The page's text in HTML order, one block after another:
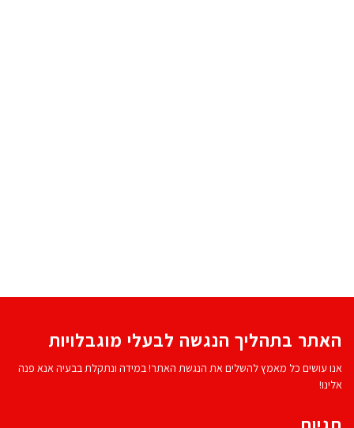
האתר בתהליך הנגשה לבעלי מוגבלויות
אנו עושים כל מאמץ להשלים את הנגשת האתר! במידה ונתקלת בבעיה אנא פנה
אלינו!